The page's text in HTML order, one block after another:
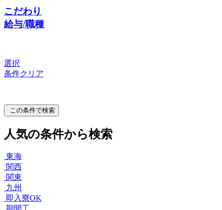
こだわり
給与/職種
選択
条件クリア
この条件で検索
人気の条件から検索
東海
関西
関東
九州
即入寮OK